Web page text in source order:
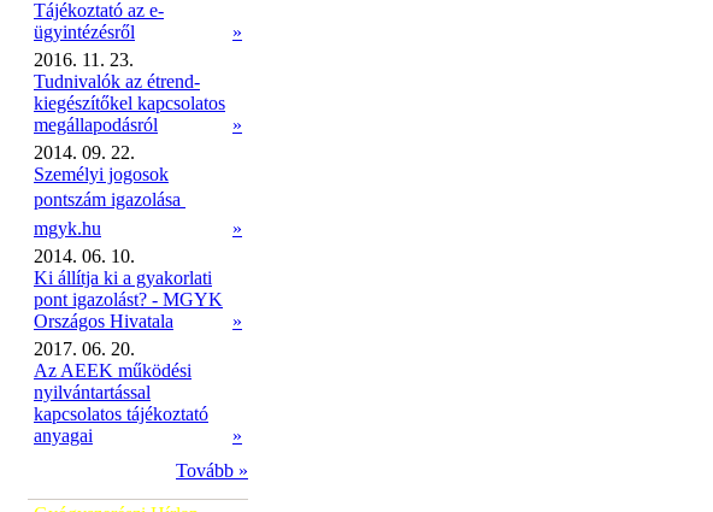
Tájékoztató az e-
ügyintézésről
»
2016. 11. 23.
Tudnivalók az étrend-
kiegészítőkel kapcsolatos
megállapodásról
»
2014. 09. 22.
Személyi jogosok
pontszám igazolása 
mgyk.hu
»
2014. 06. 10.
Ki állítja ki a gyakorlati
pont igazolást? - MGYK
Országos Hivatala
»
2017. 06. 20.
Az AEEK működési
nyilvántartással
kapcsolatos tájékoztató
anyagai
»
Tovább »